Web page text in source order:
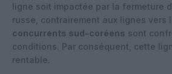
ligne soit impactée par la fermeture
russe, contrairement aux lignes vers
concurrents sud-coréens sont
conditions. Par conséquent, cette
rentable.